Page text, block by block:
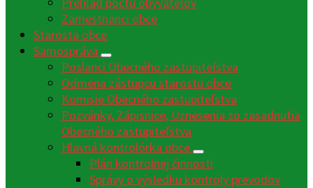
Zamestnanci obce
Starosta obce
Samospráva
Poslanci Obecného zastupiteľstva
Odmena zástupcu starostu obce
Komisie Obecného zastupiteľstva
Pozvánky, Zápisnice, Uznesenia zo zasadnutia
Obecného zastupiteľstva
Hlavná kontrolórka obce
Plán kontrolnej činnosti
Správy o výsledku kontroly prevodov